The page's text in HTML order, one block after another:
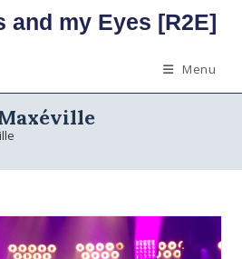
and my Eyes [R2E]
Menu